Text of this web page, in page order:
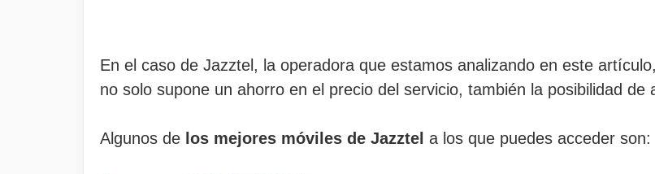
En el caso de Jazztel, la operadora que estamos analizando en este
no solo supone un ahorro en el precio del servicio, también la posibilidad de
Algunos de los mejores móviles de Jazztel a los que puedes acceder son: